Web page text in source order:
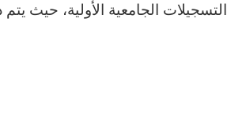
الجامعية الأولية، حيث